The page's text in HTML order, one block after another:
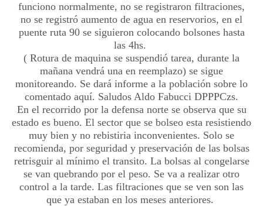
funciono normalmente, no se registraron filtraciones,
no se registró aumento de agua en reservorios, en el
puente ruta 90 se siguieron colocando bolsones hasta
las 4hs.
( Rotura de maquina se suspendió tarea, durante la
mañana vendrá una en reemplazo) se sigue
monitoreando. Se dará informe a la población sobre lo
comentado aquí. Saludos Aldo Fabucci DPPPCzs.
En el recorrido por la defensa norte se observa que su
estado es bueno. El sector que se bolseo esta resistiendo
muy bien y no rebistiria inconvenientes. Solo se
recomienda, por seguridad y preservación de las bolsas
retrisguir al mínimo el transito. La bolsas al congelarse
se van quebrando por el peso. Se va a realizar otro
control a la tarde. Las filtraciones que se ven son las
que ya estaban en los meses anteriores.